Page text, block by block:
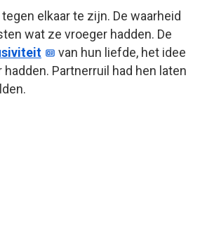
elkaar te zijn. De waarheid
wat ze vroeger hadden. De
van hun liefde, het idee
hadden. Partnerruil had hen laten